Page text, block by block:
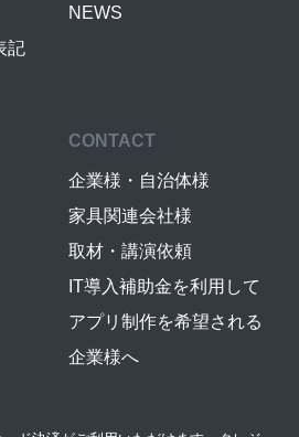
記
NEWS
CONTACT
企業様・自治体様
家具関連会社様
取材・講演依頼
IT導入補助金を利用して
アプリ制作を希望される
企業様へ